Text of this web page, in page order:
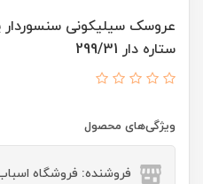
عروسک سیلیکونی سنسوردار
ستاره دار 299/31
ویژگی‌های محصول
فروشنده: فروشگاه